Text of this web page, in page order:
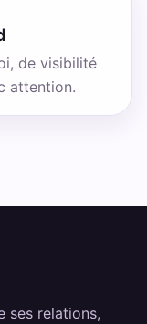
de visibilité
attention.
ses relations,